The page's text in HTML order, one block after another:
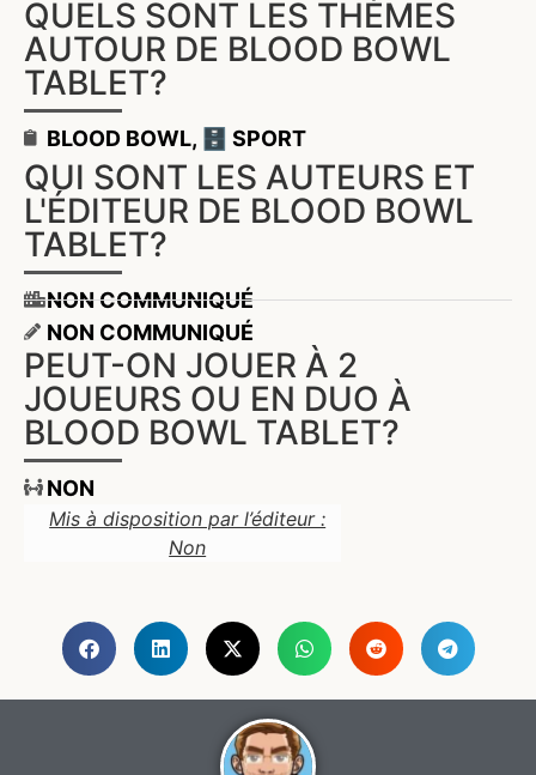
QUELS SONT LES THÈMES
AUTOUR DE BLOOD BOWL
TABLET?
BLOOD BOWL, 🗄️ SPORT
QUI SONT LES AUTEURS ET
L'ÉDITEUR DE BLOOD BOWL
TABLET?
NON COMMUNIQUÉ
NON COMMUNIQUÉ
PEUT-ON JOUER À 2
JOUEURS OU EN DUO À
BLOOD BOWL TABLET?
NON
Mis à disposition par l’éditeur :
Non